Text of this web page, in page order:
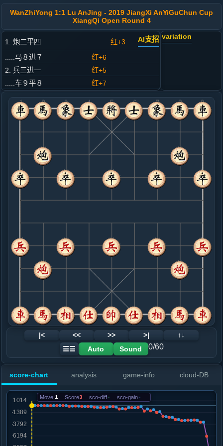
WanZhiYong 1:1 Lu AnJing - 2019 JiangXi AnYiGuChun Cup
XiangQi Open Round 4
1. 炮二平四 红+3 AI支招
.....马８进７
红+6
2. 兵三进一
红+5
.....车９平８
红+7
3. 马二进三
红+8
.....卒３进１
红+8
4. 车一平二
红+9
.....马２进３
红+11
5. 马八进七
红+9
.....砲８进４
6. 相七进五
红+6
马三进四
.....马３进４
红+3
7. 兵七进一
黑+124
炮八进三
8. 相五进七
黑+73
.....砲２平５
黑+82
9. 仕六进五
黑+162
.....车１平２
10. 车九平六
黑+188
.....马４进５
黑+144
黑+301
.....砲５进４
黑+355
12. 炮四平五
黑+391
相七退五
黑+378
13. 炮八平七
黑+307
.....车２进６
黑+281
15. 马五进六
黑+684
马五进四
.....砲５平８
16. 车二平一
variation
|< << >> >|
↑↓
☰☰
Auto Sound 0/60
score-chart analysis game-info cloud-DB
Move:1 Score3 sco-diff- sco-gain-